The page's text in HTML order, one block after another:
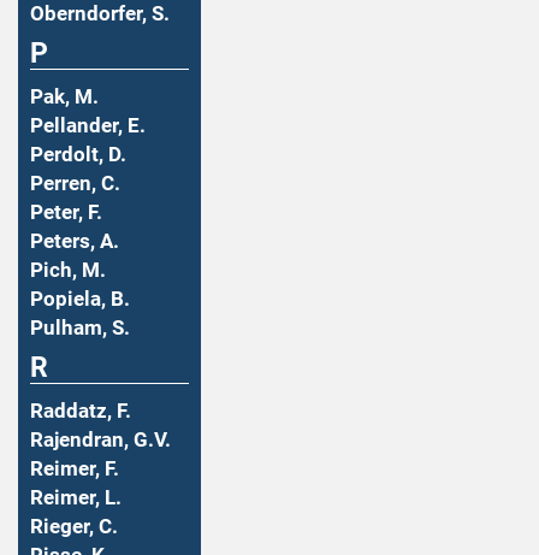
Oberndorfer, S.
P
Pak, M.
Pellander, E.
Perdolt, D.
Perren, C.
Peter, F.
Peters, A.
Pich, M.
Popiela, B.
Pulham, S.
R
Raddatz, F.
Rajendran, G.V.
Reimer, F.
Reimer, L.
Rieger, C.